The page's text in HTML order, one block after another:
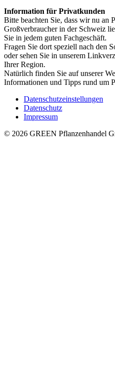
Information für Privatkunden
Bitte beachten Sie, dass wir nu an
Großverbraucher in der Schweiz
Sie in jedem guten Fachgeschäft.
Fragen Sie dort speziell nach den
oder sehen Sie in unserem
Ihrer Region.
Natürlich finden Sie auf unserer
Informationen und Tipps rund um
Datenschutzeinstellungen
Datenschutz
Impressum
© 2026 GREEN Pflanzenhandel